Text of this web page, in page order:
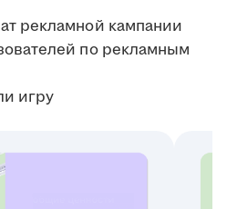
рекламной кампании
по рекламным
игру